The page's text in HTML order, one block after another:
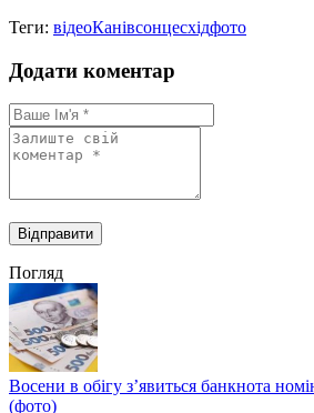
Теги: відеоКанівсонцесхідфото
Додати коментар
Погляд
Восени в обігу з’явиться банкнота
(фото)